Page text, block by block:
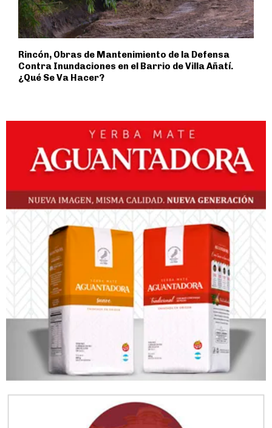
Rincón, Obras de Mantenimiento de la Defensa
Contra Inundaciones en el Barrio de Villa Añatí.
¿Qué Se Va Hacer?